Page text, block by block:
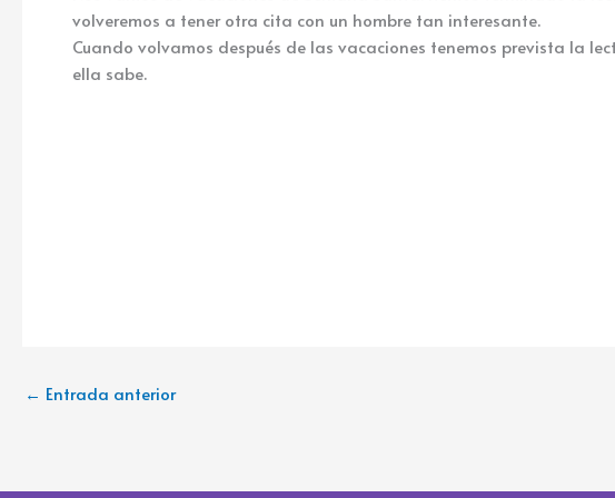
volveremos a tener otra cita con un hombre tan interesante.
Cuando volvamos después de las vacaciones tenemos prevista la
ella sabe.
← Entrada anterior